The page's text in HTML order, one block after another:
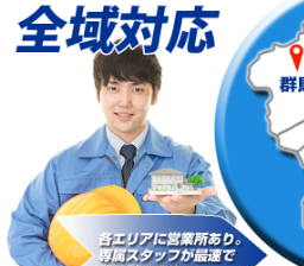
用/3ｍまで)
給水管工事※（塩ビ管（VP・HI）使
用（追加）/3ｍ超え)
給水管工事※（ライニング鋼管・銅
管・ポリ管・HT管使用/3ｍまで)
給水管工事※（ライニング鋼管・銅
管・ポリ管・HT管使用/3ｍ超え)